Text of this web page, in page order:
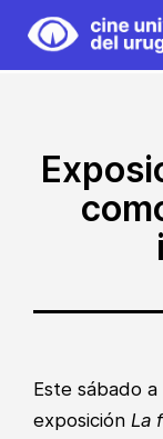
Saltar
contenido
Cine
Este sábado a
exposición La